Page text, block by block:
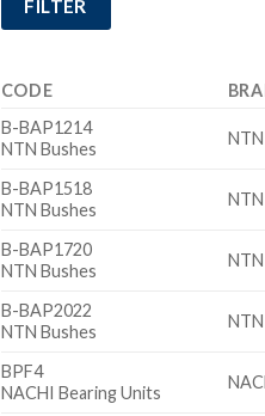
CODE
B-BAP1214
NTN Bushes
NTN
B-BAP1518
NTN Bushes
NTN
B-BAP1720
NTN Bushes
NTN
B-BAP2022
NTN Bushes
NTN
BPF4
NACHI Bearing Units